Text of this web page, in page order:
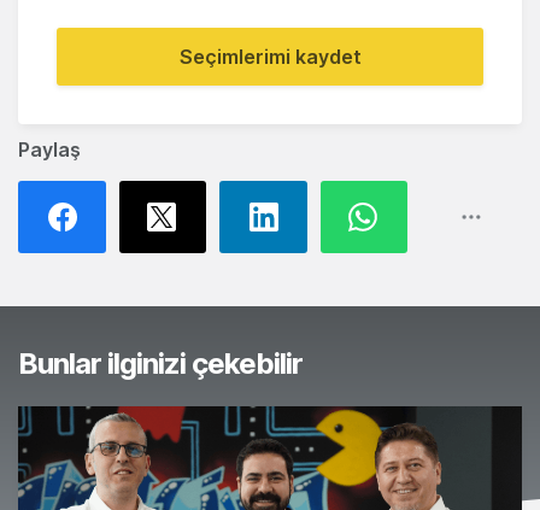
Paylaş
Seçimlerimi kaydet
Bunlar ilginizi çekebilir